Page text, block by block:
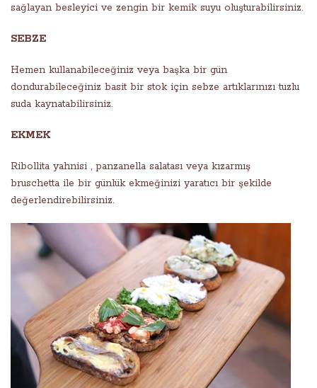
sağlayan besleyici ve zengin bir kemik suyu oluşturabilirsiniz.
SEBZE
Hemen kullanabileceğiniz veya başka bir gün
dondurabileceğiniz basit bir stok için sebze artıklarınızı tuzlu
suda kaynatabilirsiniz.
EKMEK
Ribollita yahnisi , panzanella salatası veya kızarmış
bruschetta ile bir günlük ekmeğinizi yaratıcı bir şekilde
değerlendirebilirsiniz.